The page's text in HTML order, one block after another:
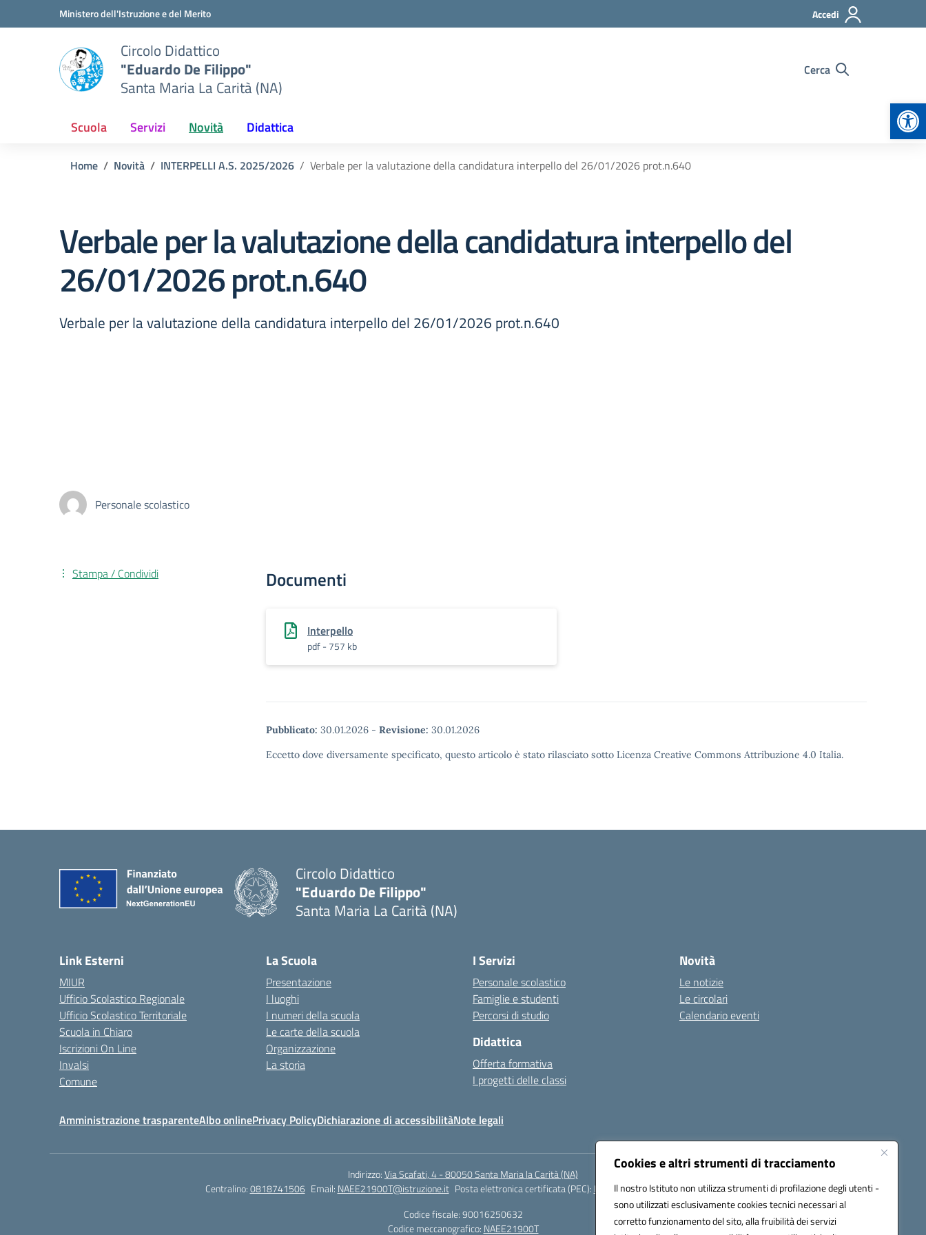
Cookies e altri strumenti di tracciamento
Il nostro Istituto non utilizza strumenti di profilazione degli utenti -
sono utilizzati esclusivamente cookies tecnici necessari al
corretto funzionamento del sito, alla fruibilità dei servizi
Vai ai contenuti
Vai al menu di navigazioneMinistero dell'Istruzione e del Merito Accedi
Circolo Didattico
"Eduardo De Filippo"
Santa Maria La Carità (NA)
Cerca
Scuola Servizi Novità Didattica
Home Novità INTERPELLI A.S. 2025/2026 Verbale per la valutazione della candidatura interpello del 26/01/2026 prot.n.640
Verbale per la valutazione della candidatura interpello del
26/01/2026 prot.n.640
Verbale per la valutazione della candidatura interpello del 26/01/2026 prot.n.640
Personale scolastico
Documenti
Interpello
pdf - 757 kb
Pubblicato: 30.01.2026 - Revisione: 30.01.2026
Eccetto dove diversamente specificato, questo articolo è stato rilasciato sotto Licenza Creative Commons Attribuzione 4.0 Italia.
Stampa / Condividi
Circolo Didattico
"Eduardo De Filippo"
Santa Maria La Carità (NA)
Link Esterni
MIUR
Ufficio Scolastico Regionale
Ufficio Scolastico Territoriale
Scuola in Chiaro
Iscrizioni On Line
Invalsi
Comune
La Scuola
Presentazione
I luoghi
I numeri della scuola
Le carte della scuola
Organizzazione
La storia
I Servizi
Personale scolastico
Famiglie e studenti
Percorsi di studio
Didattica
Offerta formativa
I progetti delle classi
Novità
Le notizie
Le circolari
Calendario eventi
Amministrazione trasparenteAlbo onlinePrivacy PolicyDichiarazione di accessibilitàNote legali
Indirizzo:Via Scafati, 4 - 80050 Santa Maria la Carità (NA)
Centralino:0818741506 Email: NAEE21900T@istruzione.it Posta elettronica certificata (PEC): NAEE21900T@pec.istruzione.it
Codice fiscale: 90016250632
Codice meccanografico: NAEE21900T